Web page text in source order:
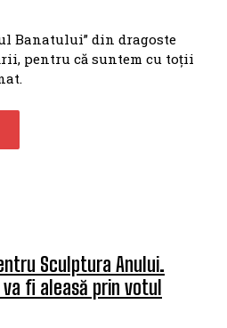
Banatului” din dragoste
pentru că suntem cu toții
Sculptura Anului.
fi aleasă prin votul